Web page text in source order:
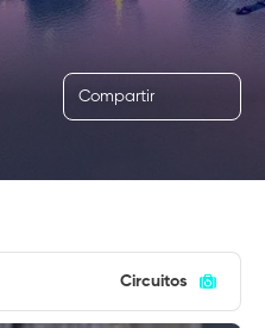
Compartir
Circuitos